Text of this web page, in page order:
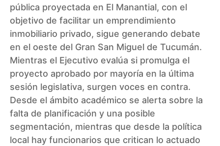
pública proyectada en El Manantial, con el
objetivo de facilitar un emprendimiento
inmobiliario privado, sigue generando debate
en el oeste del Gran San Miguel de Tucumán.
Mientras el Ejecutivo evalúa si promulga el
proyecto aprobado por mayoría en la última
sesión legislativa, surgen voces en contra.
Desde el ámbito académico se alerta sobre la
falta de planificación y una posible
segmentación, mientras que desde la política
local hay funcionarios que critican lo actuado